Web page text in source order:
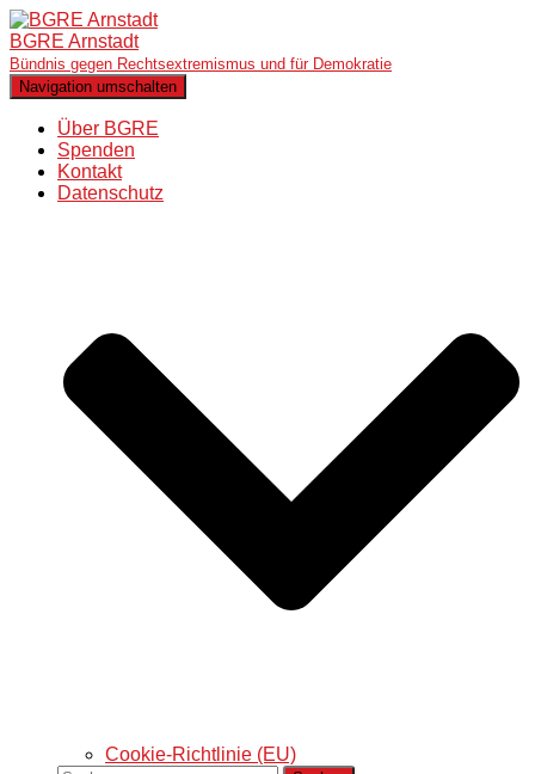
BGRE Arnstadt
Bündnis gegen Rechtsextremismus und für Demokratie
Navigation umschalten
Über BGRE
Spenden
Kontakt
Datenschutz
Cookie-Richtlinie (EU)